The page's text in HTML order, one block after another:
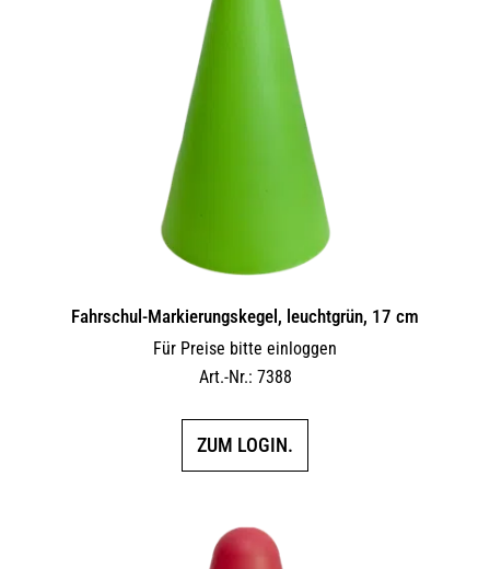
Fahrschul-Markierungskegel, leuchtgrün, 17 cm
Für Preise bitte einloggen
Art.-Nr.: 7388
ZUM LOGIN.